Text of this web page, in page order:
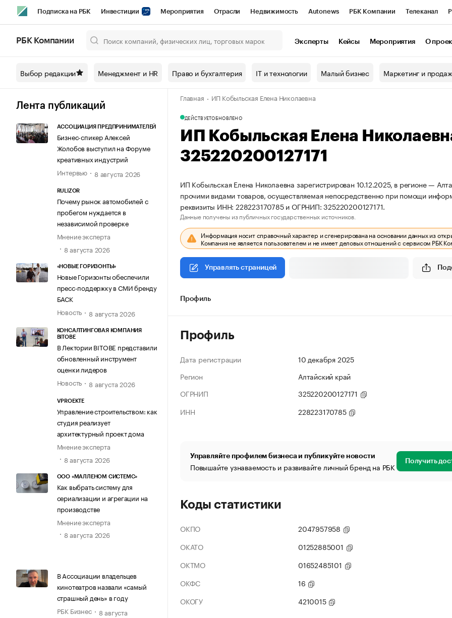
Подписка на РБК Инвестиции Мероприятия Отрасли Недвижимость Autonews РБК Компании Телеканал
Спецпроекты СПб Конференции СПб Спецпроекты Проверка контрагентов
Технологии и медиа Рынок наличной валюты
РБК Компании Эксперты Кейсы Мероприятия О
Выбор редакции Менеджмент и HR Право и бухгалтерия IT и технологии Малый бизнес Маркетинг и
Лента публикаций
АССОЦИАЦИЯ ПРЕДПРИНИМАТЕЛЕЙ
Бизнес-спикер Алексей
Жолобов выступил на Форуме
креативных индустрий
Интервью
8 августа 2026
RULIZOR
Почему рынок автомобилей с
пробегом нуждается в
независимой проверке
Мнение эксперта
8 августа 2026
«НОВЫЕ ГОРИЗОНТЫ»
Новые Горизонты обеспечили
пресс-поддержку в СМИ бренду
БАСК
Новость
8 августа 2026
КОНСАЛТИНГОВАЯ КОМПАНИЯ
BITOBE
В Лектории BITOBE представили
обновленный инструмент
оценки лидеров
Новость
8 августа 2026
VPROEKTE
Управление строительством: как
студия реализует
архитектурный проект дома
Мнение эксперта
8 августа 2026
ООО «МАЛЛЕНОМ СИСТЕМС»
Как выбрать систему для
сериализации и агрегации на
производстве
Мнение эксперта
8 августа 2026
В Ассоциации владельцев
кинотеатров назвали «самый
страшный день» в году
РБК Бизнес
8 августа
Главная ИП Кобыльская Елена Николаевна
ДЕЙСТВУЕТОБНОВЛЕНО
ИП Кобыльская Елена
325220200127171
ИП Кобыльская Елена Николаевна зарегистрирован 10.12.2025, в регионе —
прочими видами товаров, осуществляемая непосредственно при помощи
реквизиты ИНН: 228223170785 и ОГРНИП: 325220200127171.
Данные получены из публичных государственных источников.
Информация носит справочный характер и сгенерирована на основании данных из
Компания не является пользователем и не имеет деловых отношений с сервисом РБК
Управлять страницей
Профиль
Профиль
Дата регистрации
10 декабря 2025
Регион
Алтайский край
ОГРНИП
325220200127171
ИНН
228223170785
Управляйте профилем бизнеса и публикуйте новости
Повышайте узнаваемость и развивайте личный бренд на РБК Получить
Коды статистики
ОКПО
2047957958
ОКАТО
01252885001
ОКТМО
01652485101
ОКФС
16
ОКОГУ
4210015